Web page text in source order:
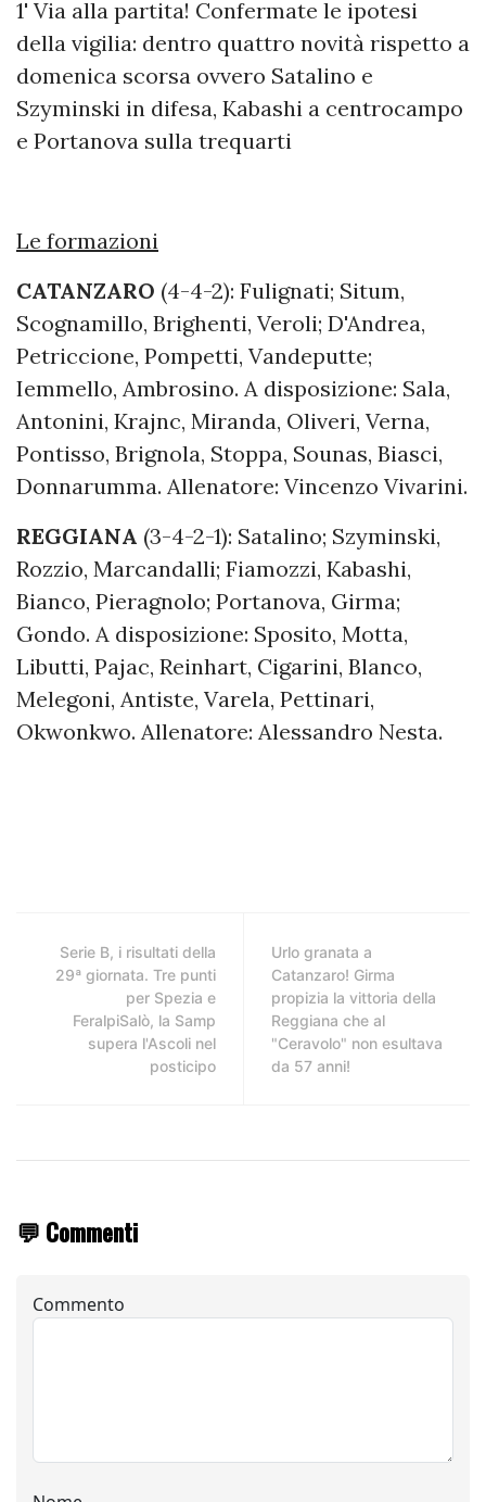
1' Via alla partita! Confermate le ipotesi
della vigilia: dentro quattro novità rispetto a
domenica scorsa ovvero Satalino e
Szyminski in difesa, Kabashi a centrocampo
e Portanova sulla trequarti
Le formazioni
CATANZARO (4-4-2): Fulignati; Situm,
Scognamillo, Brighenti, Veroli; D'Andrea,
Petriccione, Pompetti, Vandeputte;
Iemmello, Ambrosino. A disposizione: Sala,
Antonini, Krajnc, Miranda, Oliveri, Verna,
Pontisso, Brignola, Stoppa, Sounas, Biasci,
Donnarumma. Allenatore: Vincenzo Vivarini.
REGGIANA (3-4-2-1): Satalino; Szyminski,
Rozzio, Marcandalli; Fiamozzi, Kabashi,
Bianco, Pieragnolo; Portanova, Girma;
Gondo. A disposizione: Sposito, Motta,
Libutti, Pajac, Reinhart, Cigarini, Blanco,
Melegoni, Antiste, Varela, Pettinari,
Okwonkwo. Allenatore: Alessandro Nesta.
Serie B, i risultati della
29ª giornata. Tre punti
per Spezia e
FeralpiSalò, la Samp
supera l'Ascoli nel
posticipo
Urlo granata a
Catanzaro! Girma
propizia la vittoria della
Reggiana che al
"Ceravolo" non esultava
da 57 anni!
💬 Commenti